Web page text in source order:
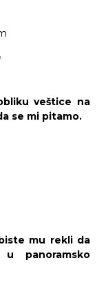
veštice na
se mi pitamo.
mu rekli da
panoramsko